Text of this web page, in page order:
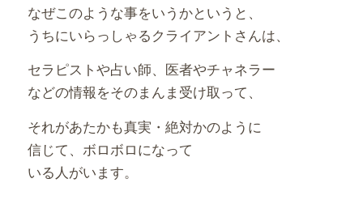
なぜこのような事をいうかというと、
うちにいらっしゃるクライアントさんは、
セラピストや占い師、医者やチャネラー
などの情報をそのまんま受け取って、
それがあたかも真実・絶対かのように
信じて、ボロボロになって
いる人がいます。